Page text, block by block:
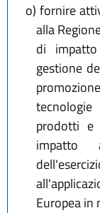
o) fornire
alla
di
gestione
prodotti e
impatto
Europea in